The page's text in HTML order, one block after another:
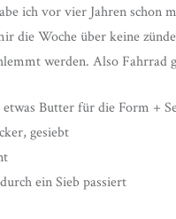
ich vor vier Jahren schon
die Woche über keine
werden. Also Fahrrad
etwas Butter für die Form +
gesiebt
ein Sieb passiert